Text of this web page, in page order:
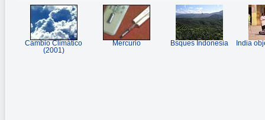
Cambio Climático
(2001)
Mercurio Bsques Indonesia India